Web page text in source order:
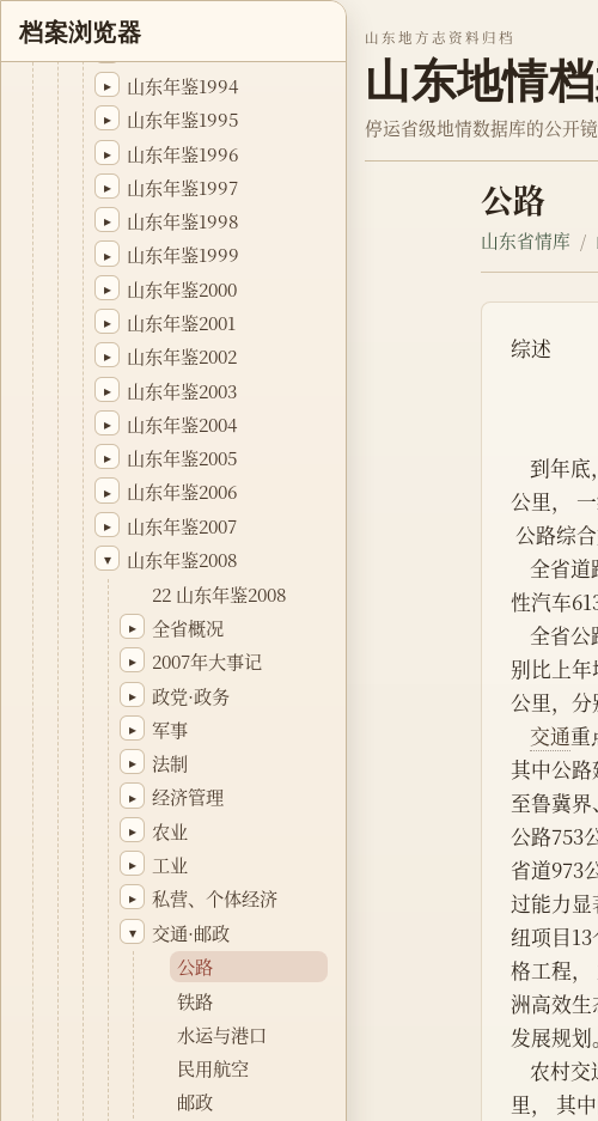
山东地方志资料归档
山东地情
停运省级地情数据库的公开
公路
山东省情库
档案浏览器
▸ 山东年鉴1992
▸ 山东年鉴1993
▸ 山东年鉴1994
▸ 山东年鉴1995
▸ 山东年鉴1996
▸ 山东年鉴1997
▸ 山东年鉴1998
▸ 山东年鉴1999
▸ 山东年鉴2000
▸ 山东年鉴2001
▸ 山东年鉴2002
▸ 山东年鉴2003
▸ 山东年鉴2004
▸ 山东年鉴2005
▸ 山东年鉴2006
▸ 山东年鉴2007
▾
山东年鉴2008
22 山东年鉴2008
▸ 全省概况
▸ 2007年大事记
▸ 政党·政务
▸ 军事
▸ 法制
▸ 经济管理
▸ 农业
▸ 工业
▸ 私营、个体经济
▾
交通·邮政
公路
铁路
水运与港口
民用航空
邮政
综述
到
公里，
公路综
全
性汽车
全
别比上
公里，分
交通重
其中公路
至鲁冀
公路753
省道973
过能力
纽项目
格工程
洲高效
发展规划。
农
里， 其